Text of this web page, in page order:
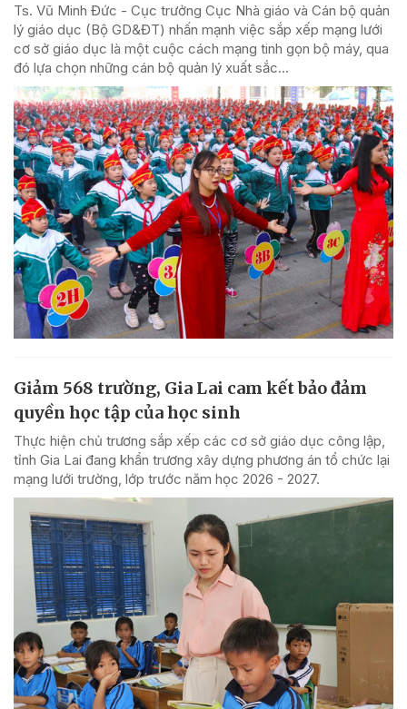
Ts. Vũ Minh Đức - Cục trưởng Cục Nhà giáo và Cán bộ quản
lý giáo dục (Bộ GD&ĐT) nhấn mạnh việc sắp xếp mạng lưới
cơ sở giáo dục là một cuộc cách mạng tinh gọn bộ máy, qua
đó lựa chọn những cán bộ quản lý xuất sắc...
Giảm 568 trường, Gia Lai cam kết bảo đảm
quyền học tập của học sinh
Thực hiện chủ trương sắp xếp các cơ sở giáo dục công lập,
tỉnh Gia Lai đang khẩn trương xây dựng phương án tổ chức lại
mạng lưới trường, lớp trước năm học 2026 - 2027.